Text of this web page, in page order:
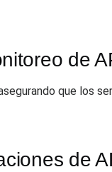
de
que los
de